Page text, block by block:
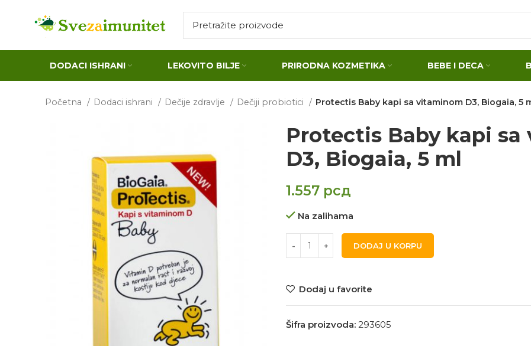
DODACI ISHRANI LEKOVITO BILJE PRIRODNA KOZMETIKA BEBE I DECA
Početna Dodaci ishrani Dečije zdravlje Dečiji probiotici Protectis Baby kapi sa vitaminom D3, Biogaia, 5
Protectis Baby kapi
D3, Biogaia, 5 ml
1.557 рсд
Na zalihama
DODAJ U KORPU
Dodaj u favorite
Šifra proizvoda:293605